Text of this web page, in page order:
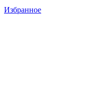
Избранное